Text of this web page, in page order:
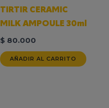
TIRTIR CERAMIC
MILK AMPOULE 30ml
$80.000
AÑADIR AL CARRITO